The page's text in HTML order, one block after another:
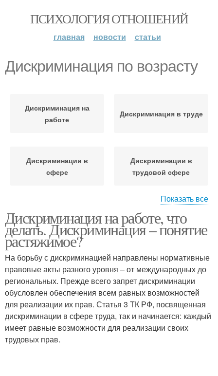
ПСИХОЛОГИЯ ОТНОШЕНИЙ
главная новости статьи
Дискриминация по возрасту
Дискриминация на
работе
Дискриминация в труде
Дискриминации в
сфере
Дискриминации в
трудовой сфере
должности
Дискриминация в
вакансиях
Дискриминации при
приеме
Дискриминация при
приеме
Дискриминация по полу
Трудовая
дискриминация
Показать все
Дискриминация на работе, что
делать. Дискриминация – понятие
растяжимое?
На борьбу с дискриминацией направлены нормативные
правовые акты разного уровня – от международных до
региональных. Прежде всего запрет дискриминации
обусловлен обеспечения всем равных возможностей
для реализации их прав. Статья 3 ТК РФ, посвященная
дискриминации в сфере труда, так и начинается: каждый
имеет равные возможности для реализации своих
трудовых прав.